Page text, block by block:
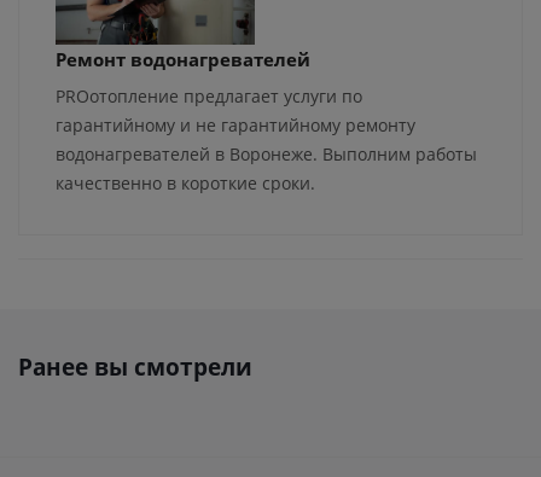
Ремонт водонагревателей
PROотопление предлагает услуги по
гарантийному и не гарантийному ремонту
водонагревателей в Воронеже. Выполним работы
качественно в короткие сроки.
Ранее вы смотрели